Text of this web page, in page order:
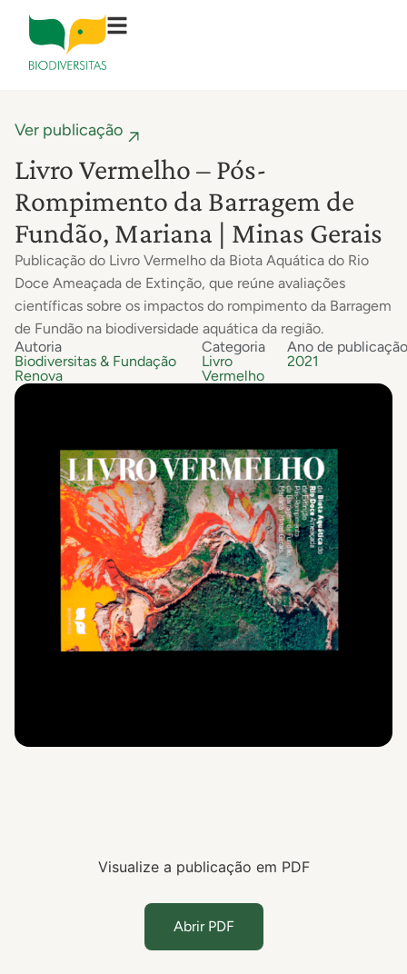
Autoria
Biodiversitas & Fundação
Renova
Categoria
Livro
Vermelho
Ano de publicação
2021
Livro Vermelho – Pós-
Rompimento da Barragem de
Fundão, Mariana | Minas Gerais
Publicação do Livro Vermelho da Biota Aquática do Rio
Doce Ameaçada de Extinção, que reúne avaliações
científicas sobre os impactos do rompimento da Barragem
de Fundão na biodiversidade aquática da região.
Ver publicação
Visualize a publicação em PDF
Abrir PDF